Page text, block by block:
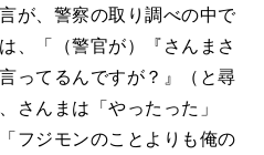
が、警察の取り調べの中で
、「（警官が）『さんまさ
ってるんですが？』（と尋
さんまは「やったった」
フジモンのことよりも俺の